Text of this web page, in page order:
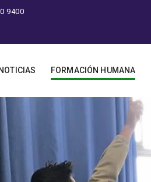
9400
NOTICIAS FORMACIÓN HUMANA